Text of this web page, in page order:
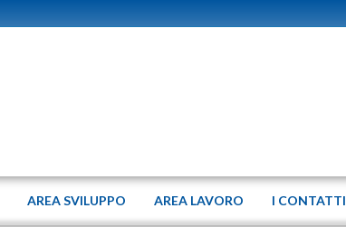
AREA SVILUPPO AREA LAVORO I CONTATTI